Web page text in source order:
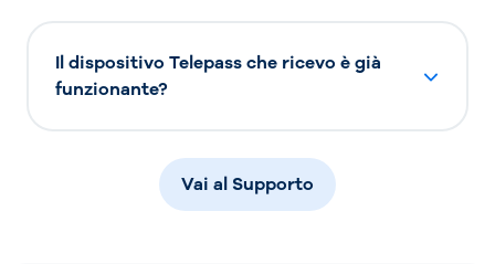
Il dispositivo Telepass che ricevo è già
funzionante?
Vai al Supporto